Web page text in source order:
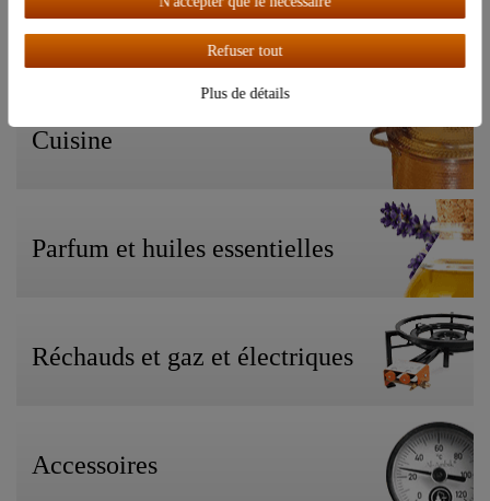
Alambics & distillation
Cuisine
Parfum et huiles essentielles
Réchauds et gaz et électriques
Accessoires
Refuser tout
Plus de détails